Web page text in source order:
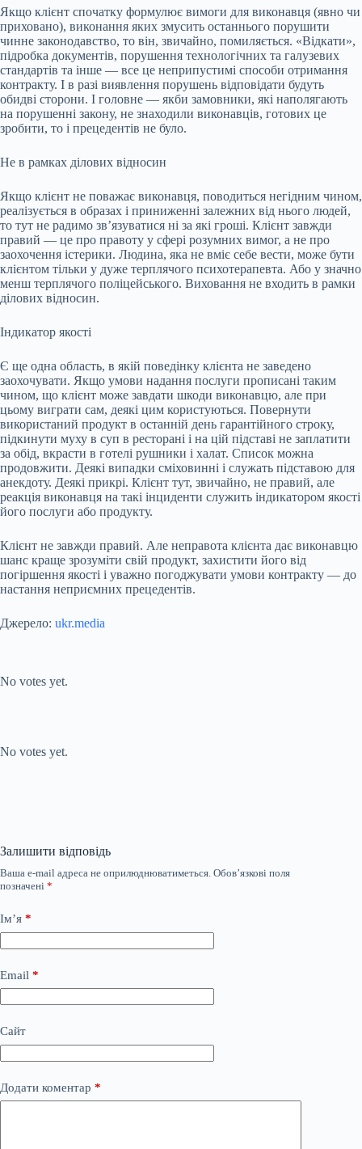
Якщо клієнт спочатку формулює вимоги для виконавця (явно чи
приховано), виконання яких змусить останнього порушити
чинне законодавство, то він, звичайно, помиляється. «Відкати»,
підробка документів, порушення технологічних та галузевих
стандартів та інше — все це неприпустимі способи отримання
контракту. І в разі виявлення порушень відповідати будуть
обидві сторони. І головне — якби замовники, які наполягають
на порушенні закону, не знаходили виконавців, готових це
зробити, то і прецедентів не було.
Не в рамках ділових відносин
Якщо клієнт не поважає виконавця, поводиться негідним чином,
реалізується в образах і приниженні залежних від нього людей,
то тут не радимо зв’язуватися ні за які гроші. Клієнт завжди
правий — це про правоту у сфері розумних вимог, а не про
заохочення істерики. Людина, яка не вміє себе вести, може бути
клієнтом тільки у дуже терплячого психотерапевта. Або у значно
менш терплячого поліцейського. Виховання не входить в рамки
ділових відносин.
Індикатор якості
Є ще одна область, в якій поведінку клієнта не заведено
заохочувати. Якщо умови надання послуги прописані таким
чином, що клієнт може завдати шкоди виконавцю, але при
цьому виграти сам, деякі цим користуються. Повернути
використаний продукт в останній день гарантійного строку,
підкинути муху в суп в ресторані і на цій підставі не заплатити
за обід, вкрасти в готелі рушники і халат. Список можна
продовжити. Деякі випадки сміховинні і служать підставою для
анекдоту. Деякі прикрі. Клієнт тут, звичайно, не правий, але
реакція виконавця на такі інциденти служить індикатором якості
його послуги або продукту.
Клієнт не завжди правий. Але неправота клієнта дає виконавцю
шанс краще зрозуміти свій продукт, захистити його від
погіршення якості і уважно погоджувати умови контракту — до
настання неприємних прецедентів.
Джерело: ukr.media
No votes yet.
No votes yet.
Залишити відповідь
Ваша e-mail адреса не оприлюднюватиметься. Обов’язкові поля
позначені *
Ім’я *
Email *
Сайт
Додати коментар *